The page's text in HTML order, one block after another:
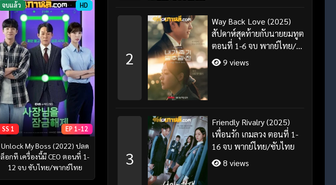
จบแล้ว HD
SS 1 EP 1-12
Unlock My Boss (2022) ปลด
ล็อกที เครื่องนี้มี CEO ตอนที่ 1-
12 จบ ซับไทย/พากย์ไทย
2
Way Back Love (2025)
สัปดาห์สุดท้ายกับนายยมทูต
ตอนที่ 1-6 จบ พากย์ไทย/
ซับไทย9 views
3
Friendly Rivalry (2025)
เพื่อนรัก เกมลวง ตอนที่ 1-
16 จบ พากย์ไทย/ซับไทย
8 views